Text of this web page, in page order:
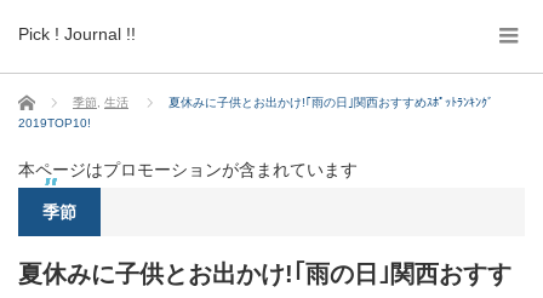
Pick ! Journal !!
ホーム 季節 生活
夏休みに子供とお出かけ!｢雨の日｣関西おすすめｽﾎﾟｯﾄﾗﾝｷﾝｸﾞ
2019TOP10!
本ページはプロモーションが含まれています
季節
夏休みに子供とお出かけ!｢雨の日｣関西おすす